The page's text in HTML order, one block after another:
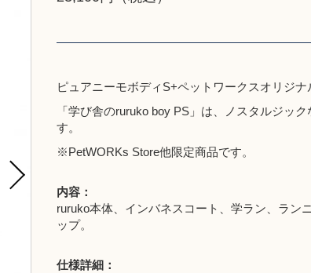
ピュアニーモボディS+ペットワークスオリジナ
「学び舎のruruko boy PS」は、ノスタルジッ
す。
※PetWORKs Store他限定商品です。
内容：
ruruko本体、インバネスコート、学ラン、ラン
ップ。
仕様詳細：